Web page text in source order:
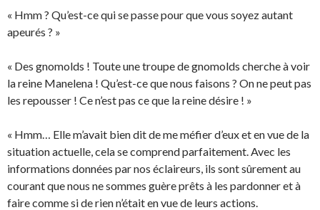
« Hmm ? Qu’est-ce qui se passe pour que vous soyez autant
apeurés ? »
« Des gnomolds ! Toute une troupe de gnomolds cherche à voir
la reine Manelena ! Qu’est-ce que nous faisons ? On ne peut pas
les repousser ! Ce n’est pas ce que la reine désire ! »
« Hmm… Elle m’avait bien dit de me méfier d’eux et en vue de la
situation actuelle, cela se comprend parfaitement. Avec les
informations données par nos éclaireurs, ils sont sûrement au
courant que nous ne sommes guère prêts à les pardonner et à
faire comme si de rien n’était en vue de leurs actions.